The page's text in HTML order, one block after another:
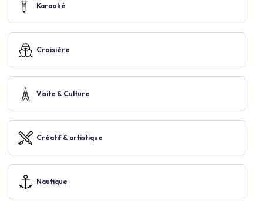
Karaoké
Croisière
Visite & Culture
Créatif & artistique
Nautique